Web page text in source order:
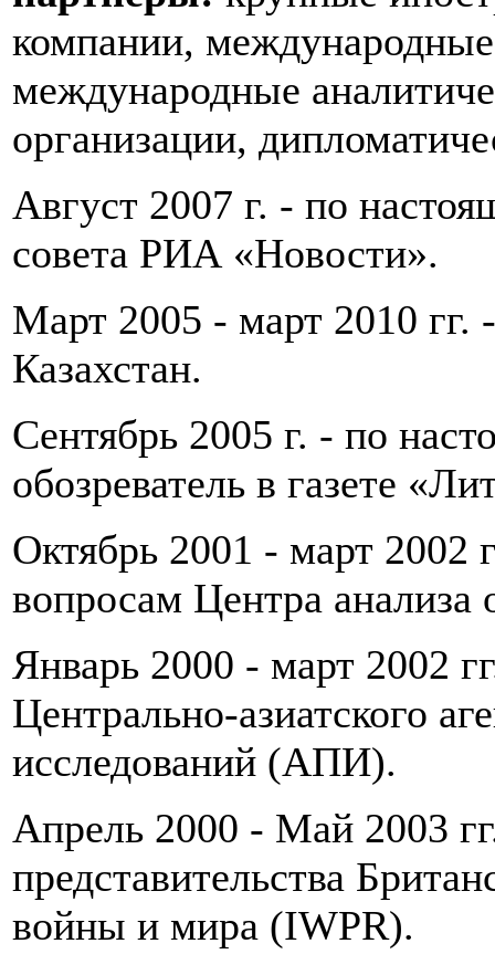
компании, международные
международные
организации,
Август 2007 г. - по
совета РИА «Новости».
Март 2005 - март 2010
Казахстан.
Сентябрь 2005 г. - по
обозреватель в газете
Октябрь 2001 - март 2002
вопросам Центра
Январь 2000 - март 2002
Центрально-азиатского
исследований (АПИ).
Апрель 2000 - Май 2003
представительства
войны и мира (IWPR).